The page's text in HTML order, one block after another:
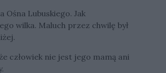
Lubuskiego. Jak
wilka. Maluch przez chwilę był
człowiek nie jest jego mamą ani